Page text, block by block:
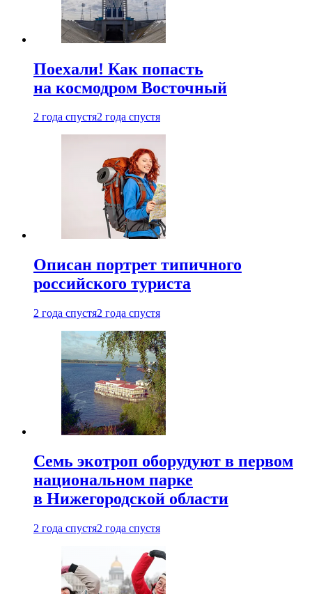
Поехали! Как попасть
на космодром Восточный
2 года спустя2 года спустя
Описан портрет типичного
российского туриста
2 года спустя2 года спустя
Семь экотроп оборудуют в первом
национальном парке
в Нижегородской области
2 года спустя2 года спустя